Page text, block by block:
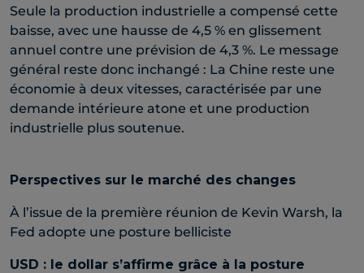
Seule la production industrielle a compensé cette
baisse, avec une hausse de 4,5 % en glissement
annuel contre une prévision de 4,3 %. Le message
général reste donc inchangé : La Chine reste une
économie à deux vitesses, caractérisée par une
demande intérieure atone et une production
industrielle plus soutenue.
Perspectives sur le marché des changes
À l’issue de la première réunion de Kevin Warsh, la
Fed adopte une posture belliciste
USD : le dollar s’affirme grâce à la posture